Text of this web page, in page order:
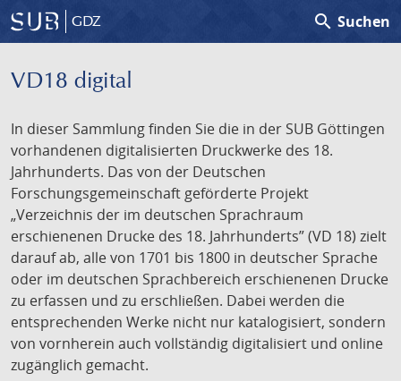
GDZ search Suchen
VD18 digital
In dieser Sammlung finden Sie die in der SUB Göttingen
vorhandenen digitalisierten Druckwerke des 18.
Jahrhunderts. Das von der Deutschen
Forschungsgemeinschaft geförderte Projekt
„Verzeichnis der im deutschen Sprachraum
erschienenen Drucke des 18. Jahrhunderts” (VD 18) zielt
darauf ab, alle von 1701 bis 1800 in deutscher Sprache
oder im deutschen Sprachbereich erschienenen Drucke
zu erfassen und zu erschließen. Dabei werden die
entsprechenden Werke nicht nur katalogisiert, sondern
von vornherein auch vollständig digitalisiert und online
zugänglich gemacht.